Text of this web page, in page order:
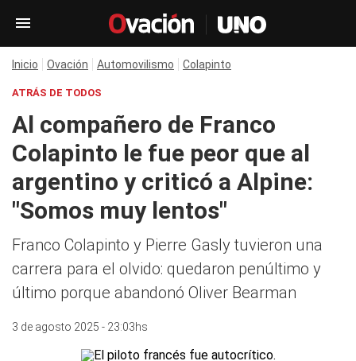
Inicio Ovación Automovilismo Colapinto
ATRÁS DE TODOS
Al compañero de Franco
Colapinto le fue peor que al
argentino y criticó a Alpine:
"Somos muy lentos"
Franco Colapinto y Pierre Gasly tuvieron una
carrera para el olvido: quedaron penúltimo y
último porque abandonó Oliver Bearman
3 de agosto 2025 - 23:03hs